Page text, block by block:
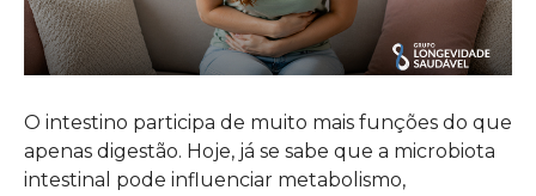
O intestino participa de muito mais funções do que
apenas digestão. Hoje, já se sabe que a microbiota
intestinal pode influenciar metabolismo,